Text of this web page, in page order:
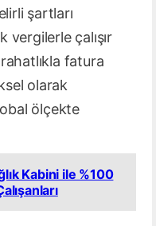
şartları
vergilerle çalışır
fatura
olarak
ölçekte
Kabini ile %100